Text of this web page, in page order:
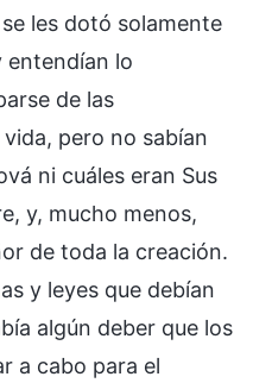
les dotó solamente
entendían lo
de las
pero no sabían
ni cuáles eran Sus
y, mucho menos,
de toda la creación.
y leyes que debían
algún deber que los
a cabo para el